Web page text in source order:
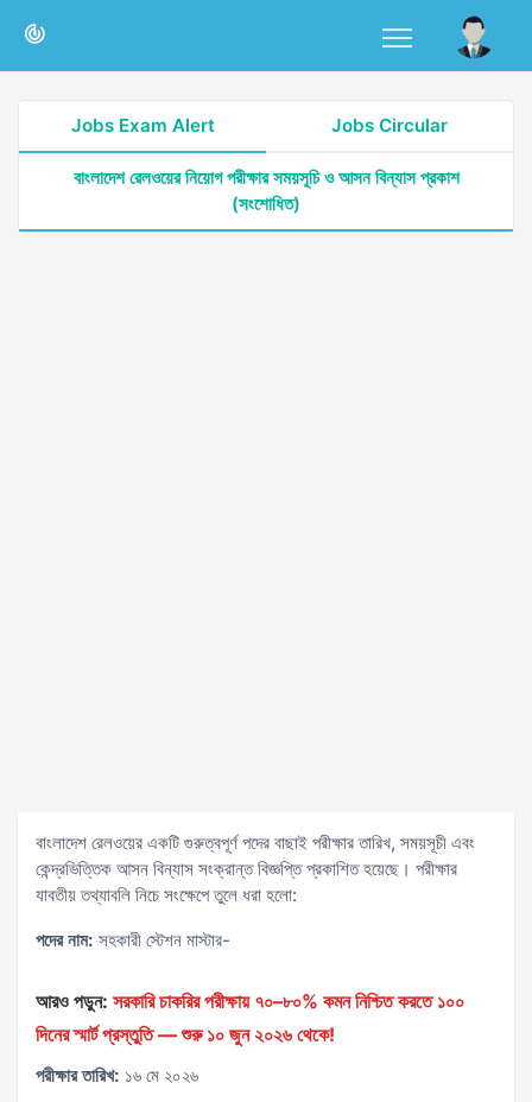
Jobs Exam Alert Jobs Circular
বাংলাদেশ রেলওয়ের নিয়োগ পরীক্ষার সময়সূচি ও আসন বিন্যাস প্রকাশ
(সংশোধিত)
বাংলাদেশ রেলওয়ের একটি গুরুত্বপূর্ণ পদের বাছাই পরীক্ষার তারিখ, সময়সূচী এবং
কেন্দ্রভিত্তিক আসন বিন্যাস সংক্রান্ত বিজ্ঞপ্তি প্রকাশিত হয়েছে। পরীক্ষার
যাবতীয় তথ্যাবলি নিচে সংক্ষেপে তুলে ধরা হলো:
পদের নাম: সহকারী স্টেশন মাস্টার-
আরও পড়ুন: সরকারি চাকরির পরীক্ষায় ৭০–৮০% কমন নিশ্চিত করতে ১০০
দিনের স্মার্ট প্রস্তুতি — শুরু ১০ জুন ২০২৬ থেকে!
পরীক্ষার তারিখ: ১৬ মে ২০২৬